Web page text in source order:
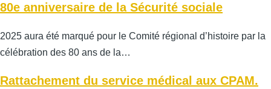
80e anniversaire de la Sécurité sociale
2025 aura été marqué pour le Comité régional d’histoire par la
célébration des 80 ans de la…
Rattachement du service médical aux CPAM.